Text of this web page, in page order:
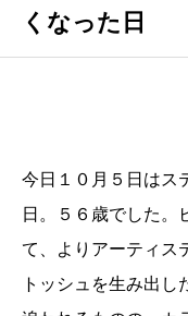
くなった日
今日１０月５日はス
日。５６歳でした。
て、よりアーティス
トッシュを生み出